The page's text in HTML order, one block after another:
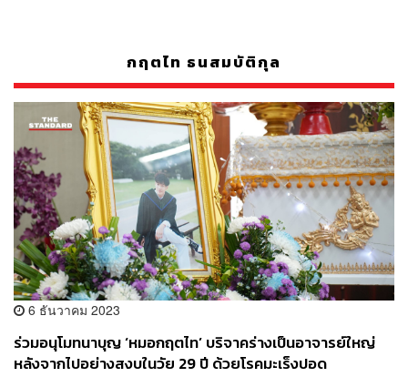
กฤตไท ธนสมบัติกุล
6 ธันวาคม 2023
ร่วมอนุโมทนาบุญ ‘หมอกฤตไท’ บริจาคร่างเป็นอาจารย์ใหญ่
หลังจากไปอย่างสงบในวัย 29 ปี ด้วยโรคมะเร็งปอด